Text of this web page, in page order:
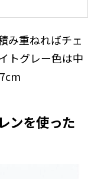
み重ねればチェ
トグレー色は中
ンを使った